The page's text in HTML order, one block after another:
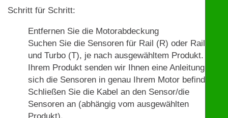
Schritt für Schritt:
Entfernen Sie die Motorabdeckung
Suchen Sie die Sensoren für Rail (R) oder Rail (R)
und Turbo (T), je nach ausgewähltem Produkt. Mit
Ihrem Produkt senden wir Ihnen eine Anleitung, wo
sich die Sensoren in genau Ihrem Motor befinden.
Schließen Sie die Kabel an den Sensor/die
Sensoren an (abhängig vom ausgewählten